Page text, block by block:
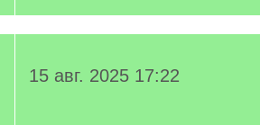
15 авг. 2025 17:22